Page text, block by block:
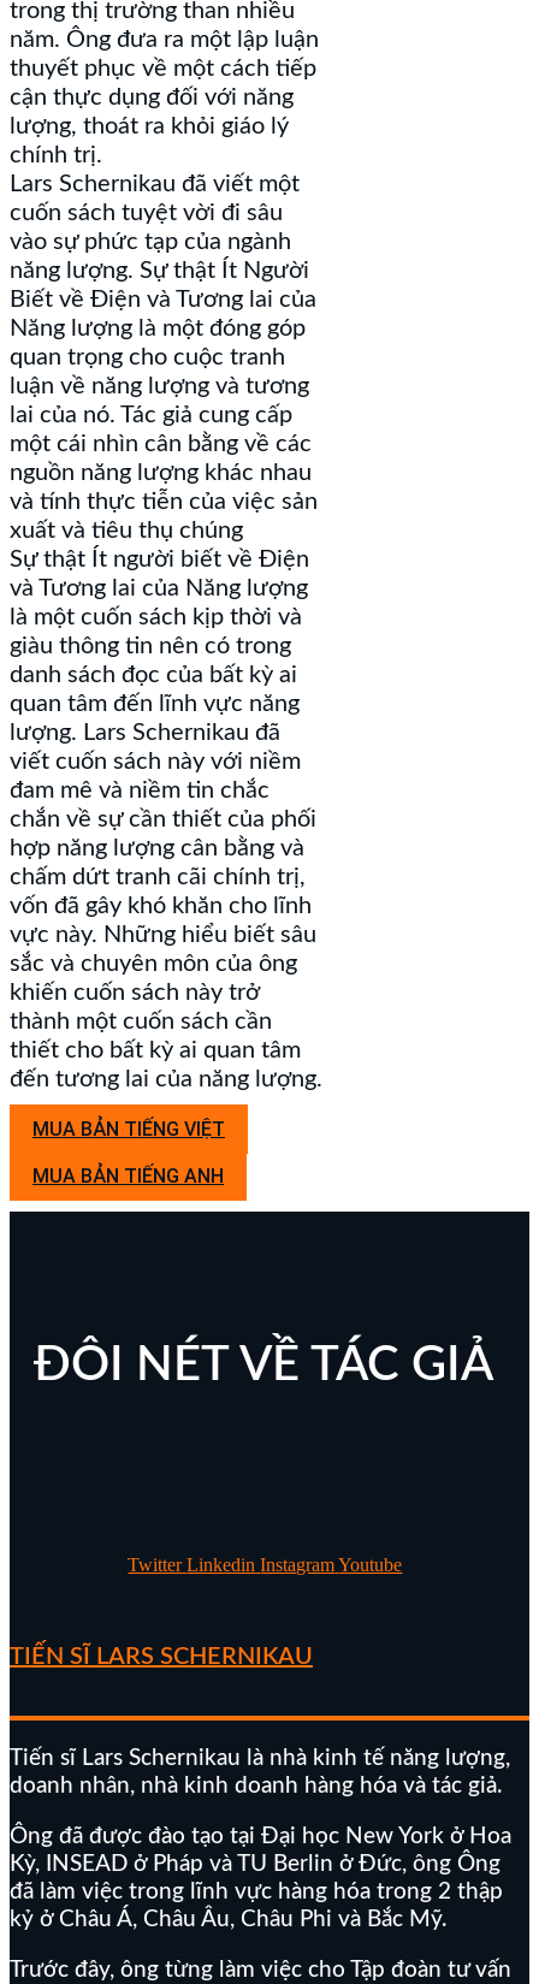
trong thị trường than nhiều
năm. Ông đưa ra một lập luận
thuyết phục về một cách tiếp
cận thực dụng đối với năng
lượng, thoát ra khỏi giáo lý
chính trị.
Lars Schernikau đã viết một
cuốn sách tuyệt vời đi sâu
vào sự phức tạp của ngành
năng lượng. Sự thật Ít Người
Biết về Điện và Tương lai của
Năng lượng là một đóng góp
quan trọng cho cuộc tranh
luận về năng lượng và tương
lai của nó. Tác giả cung cấp
một cái nhìn cân bằng về các
nguồn năng lượng khác nhau
và tính thực tiễn của việc sản
xuất và tiêu thụ chúng
Sự thật Ít người biết về Điện
và Tương lai của Năng lượng
là một cuốn sách kịp thời và
giàu thông tin nên có trong
danh sách đọc của bất kỳ ai
quan tâm đến lĩnh vực năng
lượng. Lars Schernikau đã
viết cuốn sách này với niềm
đam mê và niềm tin chắc
chắn về sự cần thiết của phối
hợp năng lượng cân bằng và
chấm dứt tranh cãi chính trị,
vốn đã gây khó khăn cho lĩnh
vực này. Những hiểu biết sâu
sắc và chuyên môn của ông
khiến cuốn sách này trở
thành một cuốn sách cần
thiết cho bất kỳ ai quan tâm
đến tương lai của năng lượng.
MUA BẢN TIẾNG VIỆT
MUA BẢN TIẾNG ANH
ĐÔI NÉT VỀ TÁC GIẢ
Twitter Linkedin Instagram Youtube
TIẾN SĨ LARS SCHERNIKAU
Tiến sĩ Lars Schernikau là nhà kinh tế năng lượng,
doanh nhân, nhà kinh doanh hàng hóa và tác giả.
Ông đã được đào tạo tại Đại học New York ở Hoa
Kỳ, INSEAD ở Pháp và TU Berlin ở Đức, ông Ông
đã làm việc trong lĩnh vực hàng hóa trong 2 thập
kỷ ở Châu Á, Châu Âu, Châu Phi và Bắc Mỹ.
Trước đây, ông từng làm việc cho Tập đoàn tư vấn